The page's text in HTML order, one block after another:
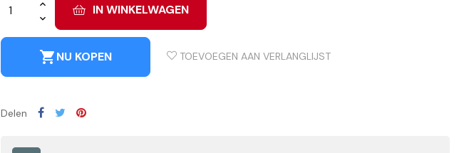
IN WINKELWAGEN
shopping_cartNU KOPEN TOEVOEGEN AAN VERLANGLIJST
Delen